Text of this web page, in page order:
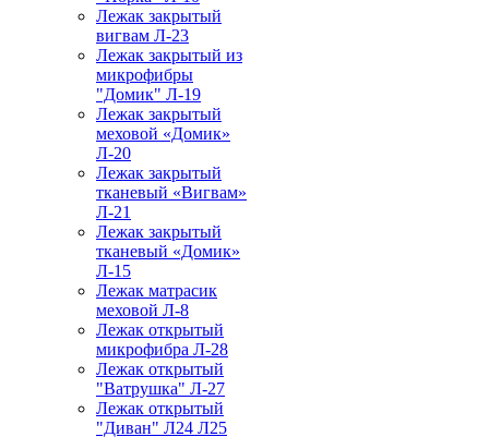
Лежак закрытый
вигвам Л-23
Лежак закрытый из
микрофибры
"Домик" Л-19
Лежак закрытый
меховой «Домик»
Л-20
Лежак закрытый
тканевый «Вигвам»
Л-21
Лежак закрытый
тканевый «Домик»
Л-15
Лежак матрасик
меховой Л-8
Лежак открытый
микрофибра Л-28
Лежак открытый
"Ватрушка" Л-27
Лежак открытый
"Диван" Л24 Л25